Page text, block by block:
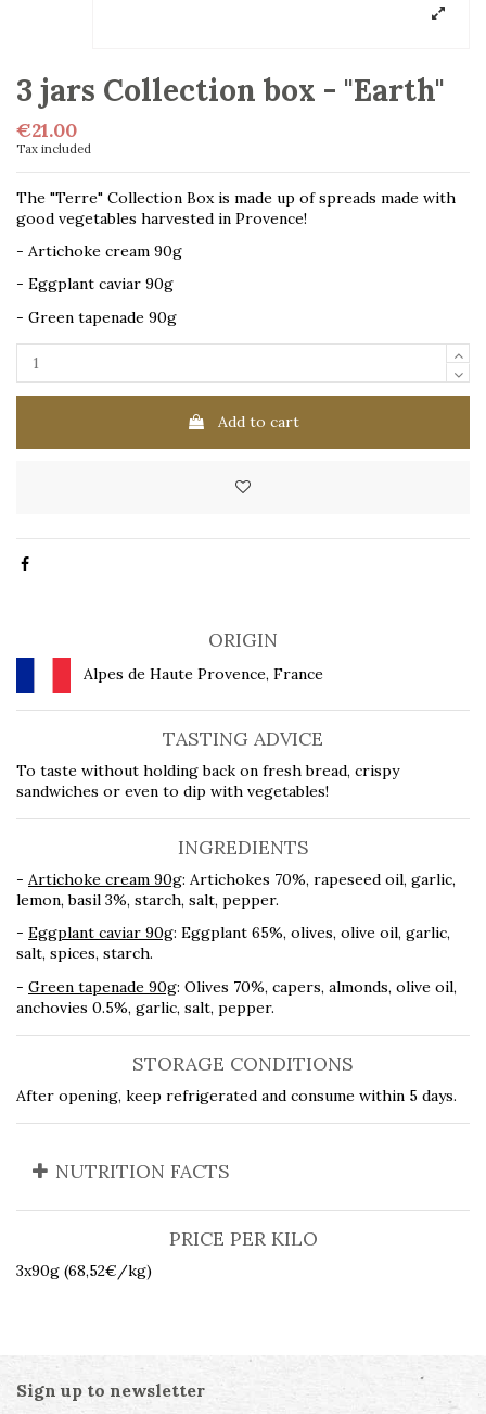
3 jars Collection box - "Earth"
€21.00
Tax included
The "Terre" Collection Box is made up of spreads made with
good vegetables harvested in Provence!
- Artichoke cream 90g
- Eggplant caviar 90g
- Green tapenade 90g
Add to cart
ORIGIN
Alpes de Haute Provence, France
TASTING ADVICE
To taste without holding back on fresh bread, crispy
sandwiches or even to dip with vegetables!
INGREDIENTS
- Artichoke cream 90g: Artichokes 70%, rapeseed oil, garlic,
lemon, basil 3%, starch, salt, pepper.
- Eggplant caviar 90g: Eggplant 65%, olives, olive oil, garlic,
salt, spices, starch.
- Green tapenade 90g: Olives 70%, capers, almonds, olive oil,
anchovies 0.5%, garlic, salt, pepper.
STORAGE CONDITIONS
After opening, keep refrigerated and consume within 5 days.
NUTRITION FACTS
PRICE PER KILO
3x90g (68,52€/kg)
Sign up to newsletter